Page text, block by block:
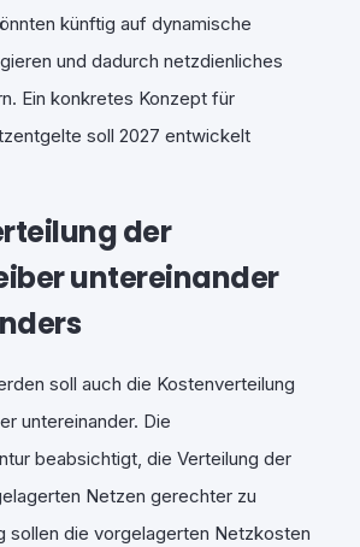
künftig auf dynamische
und dadurch netzdienliches
Ein konkretes Konzept für
soll 2027 entwickelt
der
untereinander
soll auch die Kostenverteilung
untereinander. Die
beabsichtigt, die Verteilung der
Netzen gerechter zu
sollen die vorgelagerten Netzkosten